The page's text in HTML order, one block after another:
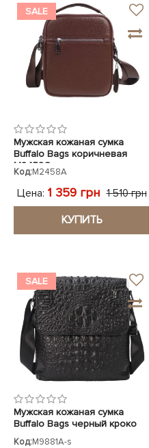
SALE
Мужская кожаная сумка
Buffalo Bags коричневая
M2458C
Код:M2458A
Цена: 1 359 грн 1 510 грн
КУПИТЬ
SALE
Мужская кожаная сумка
Buffalo Bags черный кроко
Код:M9881A-s